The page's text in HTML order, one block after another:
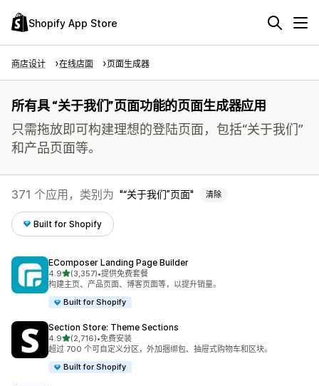
Shopify App Store
商店设计 在线店面 页面生成器
所有具 “关于我们”页面功能的页面生成器应用
只需拖放即可构建理想的登陆页面，包括“关于我们”
和产品页面等。
371 个应用，类别为 “关于我们”页面 清除
Built for Shopify
EComposer Landing Page Builder
4.9星（满分 5 星）
(3,357)
总共 3357 条评论
•提供免费套餐
构建主页、产品页面、博客页面等，以提升销量。
Built for Shopify
Section Store: Theme Sections
4.9星（满分 5 星）
(2,716)
总共 2716 条评论
•免费安装
超过 700 个可自定义分区，外加捆绑包、抽屉式购物车和区块。
Built for Shopify